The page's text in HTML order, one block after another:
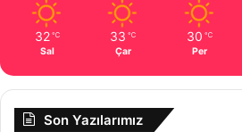
32 ℃
Sal
33 ℃
Çar
30 ℃
Per
Son Yazılarımız